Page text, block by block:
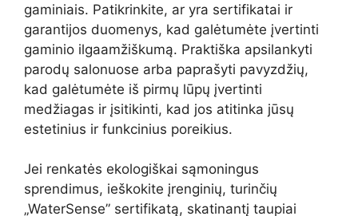
gaminiais. Patikrinkite, ar yra sertifikatai ir
garantijos duomenys, kad galėtumėte įvertinti
gaminio ilgaamžiškumą. Praktiška apsilankyti
parodų salonuose arba paprašyti pavyzdžių,
kad galėtumėte iš pirmų lūpų įvertinti
medžiagas ir įsitikinti, kad jos atitinka jūsų
estetinius ir funkcinius poreikius.
Jei renkatės ekologiškai sąmoningus
sprendimus, ieškokite įrenginių, turinčių
„WaterSense” sertifikatą, skatinantį taupiai